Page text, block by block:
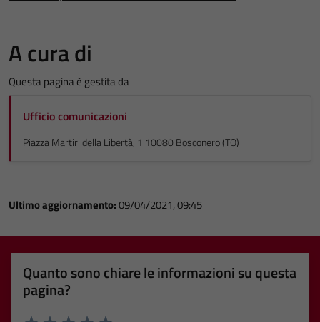
A cura di
Questa pagina è gestita da
Ufficio comunicazioni
Piazza Martiri della Libertà, 1 10080 Bosconero (TO)
Ultimo aggiornamento:09/04/2021, 09:45
Quanto sono chiare le informazioni su questa
pagina?